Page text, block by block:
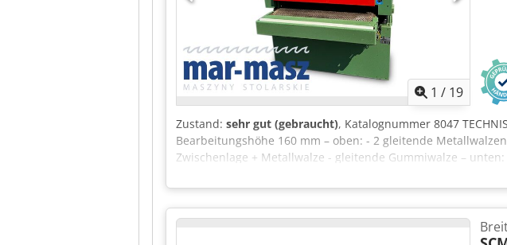
1 / 19
Zustand: sehr gut (gebraucht), Katalognummer 8047
Bearbeitungshöhe 160 mm – oben: - 2 gleitende
Zwischenlage + Metallwalze - gleitende Gummiwalze –
pneumatische Bandoszillation - stufenlose Regelung der
Maschinenhaus - pneumatische Bremse - Gesamtleistung
mm - Abmessungen L/B/H 1470 x 1540 x 2000 mm – Gewicht
Aggregat und einer Zwischenlage mit einer Breite von 1100
Nettopreis: 19900 PLN Nettopreis: 4740 EUR, abhängig vom